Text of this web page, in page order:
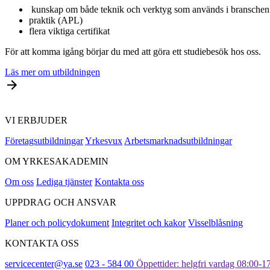
kunskap om både teknik och verktyg som används i branschen
praktik (APL)
flera viktiga certifikat
För att komma igång börjar du med att göra ett studiebesök hos oss.
Läs mer om utbildningen
VI ERBJUDER
FöretagsutbildningarYrkesvux Arbets­marknads­­utbildningar
OM YRKESAKADEMIN
Om oss Lediga tjänster Kontakta oss
UPPDRAG OCH ANSVAR
Planer och policydokument Integritet och kakor Visselblåsning
KONTAKTA OSS
servicecenter@ya.se 023 - 584 00 Öppettider: helgfri vardag 08:00-